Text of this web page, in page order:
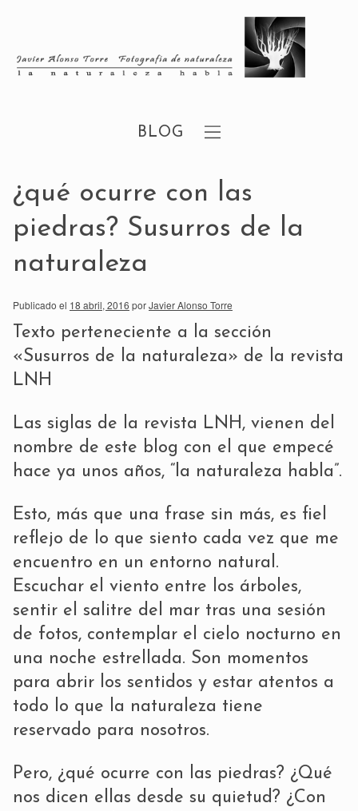
BLOG
¿qué ocurre con las
piedras? Susurros de la
naturaleza
Publicado el 18 abril, 2016 porJavier Alonso Torre
Texto perteneciente a la sección
«Susurros de la naturaleza» de la revista
LNH
Las siglas de la revista LNH, vienen del
nombre de este blog con el que empecé
hace ya unos años, “la naturaleza habla”.
Esto, más que una frase sin más, es fiel
reflejo de lo que siento cada vez que me
encuentro en un entorno natural.
Escuchar el viento entre los árboles,
sentir el salitre del mar tras una sesión
de fotos, contemplar el cielo nocturno en
una noche estrellada. Son momentos
para abrir los sentidos y estar atentos a
todo lo que la naturaleza tiene
reservado para nosotros.
Pero, ¿qué ocurre con las piedras? ¿Qué
nos dicen ellas desde su quietud? ¿Con